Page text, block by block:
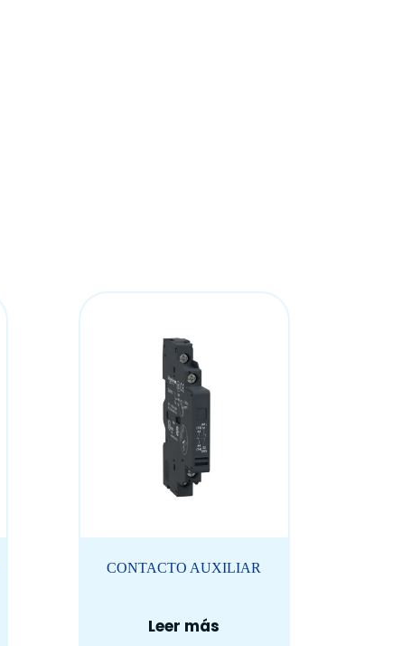
CONTACTO AUXILIAR
Leer más